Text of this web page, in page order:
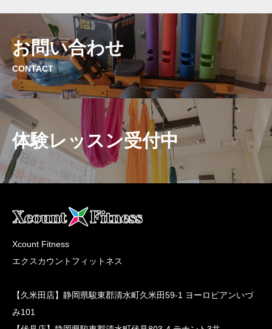
お問い合わせ
CONTACT
体験レッスン受付中
Xcount Fitness
エクスカウントフィットネス
【久米田店】静岡県駿東郡清水町久米田59-1 ヨーロピアンいづ
み101